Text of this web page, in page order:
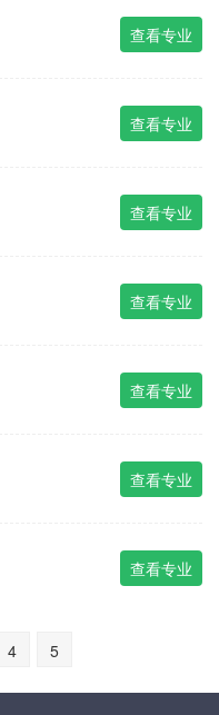
查看专业
查看专业
查看专业
查看专业
查看专业
查看专业
查看专业
4 5